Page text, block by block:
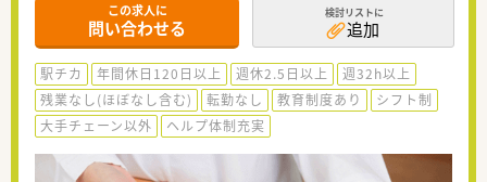
この求人に
問い合わせる
検討リストに
追加
駅チカ 年間休日120日以上 週休2.5日以上
週32h以上
残業なし(ほぼなし含む)
転勤なし 教育制度あり
シフト制
大手チェーン以外
ヘルプ体制充実